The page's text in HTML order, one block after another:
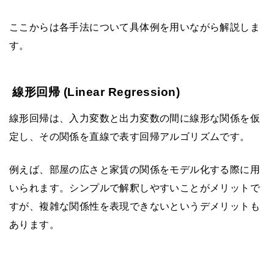
ここからは各手法について具体例を用いながら解説しま
す。
線形回帰 (Linear Regression)
線形回帰は、入力変数と出力変数の間に線形な関係を仮
定し、その関係を直線で表す回帰アルゴリズムです。
例えば、部屋の広さと家賃の関係をモデル化する際に用
いられます。シンプルで解釈しやすいことがメリットで
すが、複雑な関係性を表現できないというデメリットも
あります。